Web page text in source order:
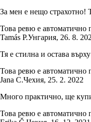
За мен е нещо страхотно!
Това ревю е автоматично
Tamás P.Унгария, 26. 8.
Тя е стилна и остава
Това ревю е автоматично
Jana C.Чехия, 25. 2. 2022
Много практично, ще
Това ревю е автоматично